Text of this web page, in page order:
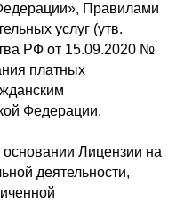
Правилами
услуг (утв.
РФ от 15.09.2020 №
платных
Федерации.
Лицензии на
деятельности,